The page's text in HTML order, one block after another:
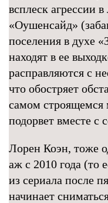
всплеск агрессии
«Оушенсайд»
поселения в духе
находят в ее
расправляются с
что обостряет
самом строящемся
подорвет вместе с
Лорен Коэн, тоже
аж с 2010 года (то
из сериала после
начинает